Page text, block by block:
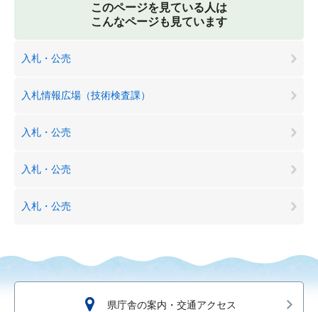
このページを見ている人は
こんなページも見ています
入札・公売
入札情報広場（技術検査課）
入札・公売
入札・公売
入札・公売
県庁舎の案内・交通アクセス